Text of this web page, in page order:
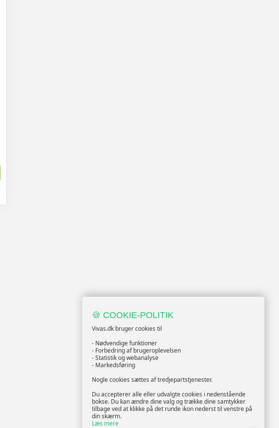
🍪 COOKIE-POLITIK
Vivas.dk bruger cookies til
- Nødvendige funktioner
- Forbedring af brugeroplevelsen
- Statistik og webanalyse
- Markedsføring
Nogle cookies sættes af tredjepartstjenester.
Du accepterer alle eller udvalgte cookies i nedenstående
bokse. Du kan ændre dine valg og trække dine samtykker
tilbage ved at klikke på det runde ikon nederst til venstre på
din skærm.
Læs mere